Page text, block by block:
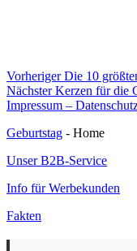
Vorheriger Vorheriger
Beitrag:
Die 10
Nächster Nächster
Beitrag:
Kerzen für die
Impressum –
Geburtstag - Home
Unser B2B-Service
Info für Werbekunden
Fakten